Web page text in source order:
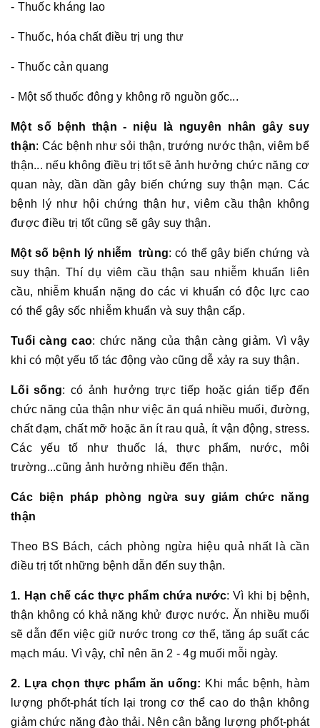
- Thuốc kháng lao
- Thuốc, hóa chất điều trị ung thư
- Thuốc cản quang
- Một số thuốc đông y không rõ nguồn gốc...
Một số bệnh thận - niệu là nguyên nhân gây suy
thận: Các bệnh như sỏi thận, trướng nước thận, viêm bể
thận... nếu không điều trị tốt sẽ ảnh hưởng chức năng cơ
quan này, dần dần gây biến chứng suy thận mạn. Các
bệnh lý như hội chứng thận hư, viêm cầu thận không
được điều trị tốt cũng sẽ gây suy thận.
Một số bệnh lý nhiễm trùng: có thể gây biến chứng và
suy thận. Thí dụ viêm cầu thận sau nhiễm khuẩn liên
cầu, nhiễm khuẩn nặng do các vi khuẩn có độc lực cao
có thể gây sốc nhiễm khuẩn và suy thận cấp.
Tuổi càng cao: chức năng của thận càng giảm. Vì vậy
khi có một yếu tố tác động vào cũng dễ xảy ra suy thận.
Lối sống: có ảnh hưởng trực tiếp hoặc gián tiếp đến
chức năng của thận như việc ăn quá nhiều muối, đường,
chất đạm, chất mỡ hoặc ăn ít rau quả, ít vận động, stress.
Các yếu tố như thuốc lá, thực phẩm, nước, môi
trường...cũng ảnh hưởng nhiều đến thận.
Các biện pháp phòng ngừa suy giảm chức năng
thận
Theo BS Bách, cách phòng ngừa hiệu quả nhất là cần
điều trị tốt những bệnh dẫn đến suy thận.
1. Hạn chế các thực phẩm chứa nước: Vì khi bị bệnh,
thận không có khả năng khử được nước. Ăn nhiều muối
sẽ dẫn đến việc giữ nước trong cơ thể, tăng áp suất các
mạch máu. Vì vậy, chỉ nên ăn 2 - 4g muối mỗi ngày.
2. Lựa chọn thực phẩm ăn uống: Khi mắc bệnh, hàm
lượng phốt-phát tích lại trong cơ thể cao do thận không
giảm chức năng đào thải. Nên cân bằng lượng phốt-phát